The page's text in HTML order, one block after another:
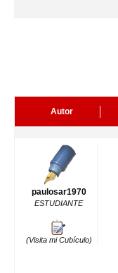
Autor
paulosar1970
ESTUDIANTE
(Visita mi Cubículo)